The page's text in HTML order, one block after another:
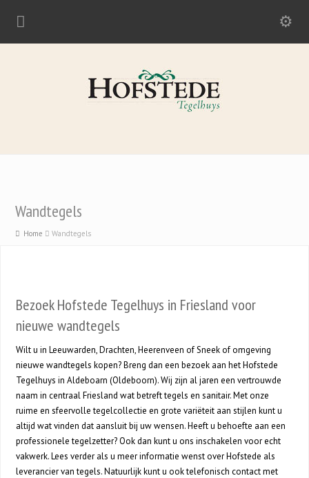
Wandtegels
Home Wandtegels
Bezoek Hofstede Tegelhuys in Friesland voor
nieuwe wandtegels
Wilt u in Leeuwarden, Drachten, Heerenveen of Sneek of omgeving
nieuwe wandtegels kopen? Breng dan een bezoek aan het Hofstede
Tegelhuys in Aldeboarn (Oldeboorn). Wij zijn al jaren een vertrouwde
naam in centraal Friesland wat betreft tegels en sanitair. Met onze
ruime en sfeervolle tegelcollectie en grote variëteit aan stijlen kunt u
altijd wat vinden dat aansluit bij uw wensen. Heeft u behoefte aan een
professionele tegelzetter? Ook dan kunt u ons inschakelen voor echt
vakwerk. Lees verder als u meer informatie wenst over Hofstede als
leverancier van tegels. Natuurlijk kunt u ook telefonisch contact met